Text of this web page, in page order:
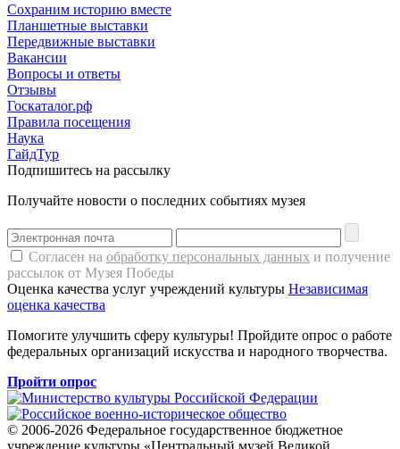
Сохраним историю вместе
Планшетные выставки
Передвижные выставки
Вакансии
Вопросы и ответы
Отзывы
Госкаталог.рф
Правила посещения
Наука
ГайдТур
Подпишитесь на рассылку
Получайте новости о последних событиях музея
Согласен на обработку персональных данных и получение
рассылок от Музея Победы
Оценка качества услуг учреждений культуры Независимая
оценка качества
Помогите улучшить сферу культуры! Пройдите опрос о работе
федеральных организаций искусства и народного творчества.
Пройти опрос
© 2006-2026 Федеральное государственное бюджетное
учреждение культуры «Центральный музей Великой